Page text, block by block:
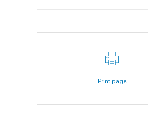
Print page